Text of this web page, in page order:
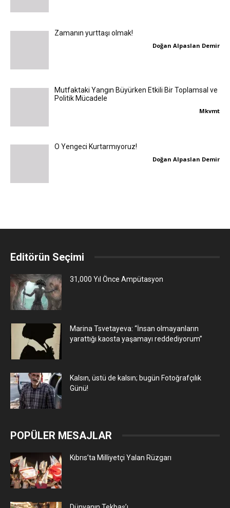
Zamanın yurttaşı olmak!
Doğan Alpaslan Demir
Mutfaktaki Yangın Büyürken Etkili Bir Toplamsal ve
Politik Mücadele
Mkvmt
O Yengeci Kurtarmıyoruz!
Doğan Alpaslan Demir
Editörün Seçimi
31,000 Yıl Önce Ampütasyon
Marina Tsvetayeva: “İnsan olmayanların
yarattığı kaosta yaşamayı reddediyorum”
Kalsın, üstü de kalsın; bugün Fotoğrafçılık
Günü!
POPÜLER MESAJLAR
Kıbrıs’ta Milliyetçi Yalan Rüzgarı